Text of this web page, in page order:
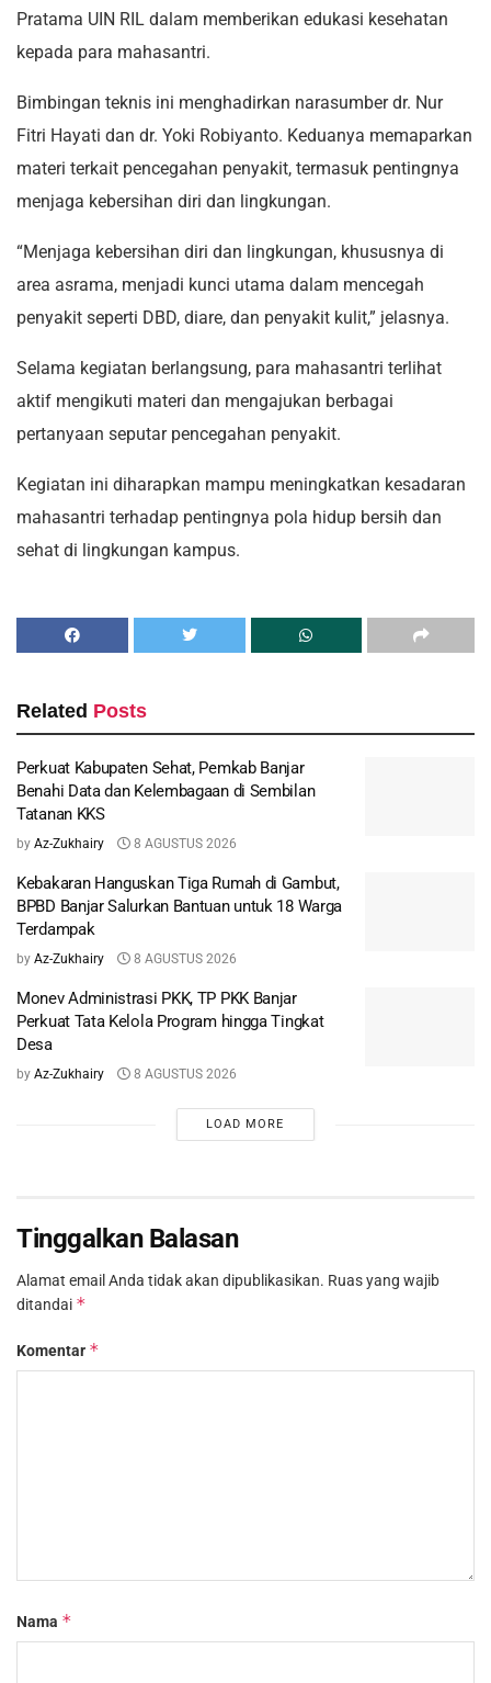
Pratama UIN RIL dalam memberikan edukasi kesehatan
kepada para mahasantri.
Bimbingan teknis ini menghadirkan narasumber dr. Nur
Fitri Hayati dan dr. Yoki Robiyanto. Keduanya memaparkan
materi terkait pencegahan penyakit, termasuk pentingnya
menjaga kebersihan diri dan lingkungan.
“Menjaga kebersihan diri dan lingkungan, khususnya di
area asrama, menjadi kunci utama dalam mencegah
penyakit seperti DBD, diare, dan penyakit kulit,” jelasnya.
Selama kegiatan berlangsung, para mahasantri terlihat
aktif mengikuti materi dan mengajukan berbagai
pertanyaan seputar pencegahan penyakit.
Kegiatan ini diharapkan mampu meningkatkan kesadaran
mahasantri terhadap pentingnya pola hidup bersih dan
sehat di lingkungan kampus.
Related Posts
Perkuat Kabupaten Sehat, Pemkab Banjar
Benahi Data dan Kelembagaan di Sembilan
Tatanan KKS
by Az-Zukhairy 8 AGUSTUS 2026
Kebakaran Hanguskan Tiga Rumah di Gambut,
BPBD Banjar Salurkan Bantuan untuk 18 Warga
Terdampak
by Az-Zukhairy 8 AGUSTUS 2026
Monev Administrasi PKK, TP PKK Banjar
Perkuat Tata Kelola Program hingga Tingkat
Desa
by Az-Zukhairy 8 AGUSTUS 2026
LOAD MORE
Tinggalkan Balasan
Alamat email Anda tidak akan dipublikasikan. Ruas yang wajib
ditandai *
Komentar *
Nama *